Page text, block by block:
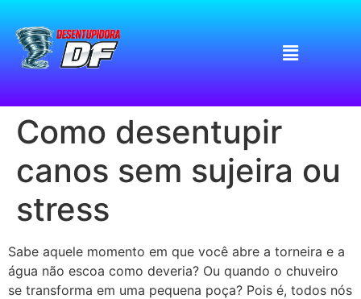
Como desentupir
canos sem sujeira ou
stress
Sabe aquele momento em que você abre a torneira e a
água não escoa como deveria? Ou quando o chuveiro
se transforma em uma pequena poça? Pois é, todos nós